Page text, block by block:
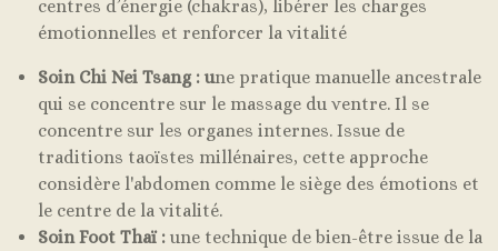
centres d’énergie (chakras), libérer les charges
émotionnelles et renforcer la vitalité
Soin Chi Nei Tsang : une pratique manuelle ancestrale
qui se concentre sur le massage du ventre. Il se
concentre sur les organes internes. Issue de
traditions taoïstes millénaires, cette approche
considère l'abdomen comme le siège des émotions et
le centre de la vitalité.
Soin Foot Thaï : une technique de bien-être issue de la